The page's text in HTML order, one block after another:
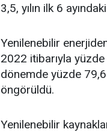
3,5, yılın ilk 6
Yenilenebilir
2022 itibarıyla
dönemde yüzde
öngörüldü.
Yenilenebilir